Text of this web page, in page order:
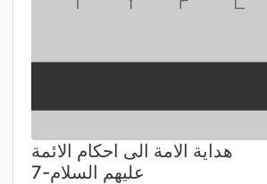
هداية الامة الى احكام الائمة
عليهم السلام-7